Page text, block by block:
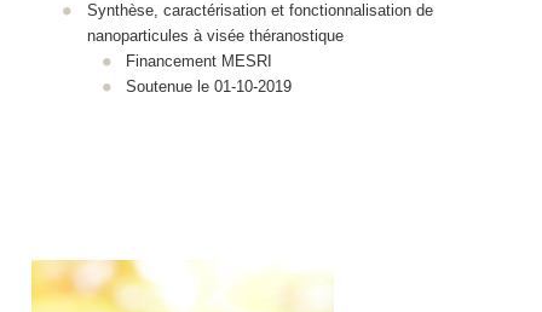
Synthèse, caractérisation et fonctionnalisation de
nanoparticules à visée théranostique
Financement MESRI
Soutenue le 01-10-2019